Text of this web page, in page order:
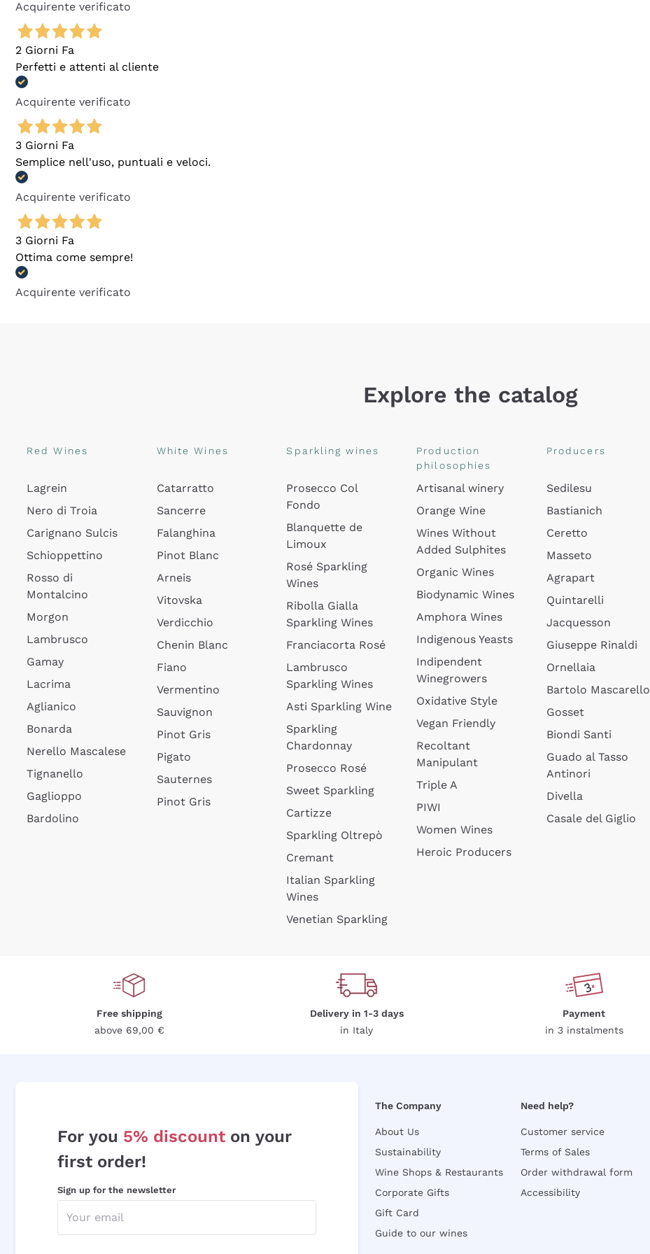
Acquirente verificato
2 Giorni Fa
Perfetti e attenti al cliente
Acquirente verificato
3 Giorni Fa
Semplice nell'uso, puntuali e veloci.
Acquirente verificato
3 Giorni Fa
Ottima come sempre!
Acquirente verificato
Explore the catalog
Red Wines
Lagrein
Nero di Troia
Carignano Sulcis
Schioppettino
Rosso di
Montalcino
Morgon
Lambrusco
Gamay
Lacrima
Aglianico
Bonarda
Nerello Mascalese
Tignanello
Gaglioppo
Bardolino
White Wines
Catarratto
Sancerre
Falanghina
Pinot Blanc
Arneis
Vitovska
Verdicchio
Chenin Blanc
Fiano
Vermentino
Sauvignon
Pinot Gris
Pigato
Sauternes
Pinot Gris
Sparkling wines
Prosecco Col
Fondo
Blanquette de
Limoux
Rosé Sparkling
Wines
Ribolla Gialla
Sparkling Wines
Franciacorta Rosé
Lambrusco
Sparkling Wines
Asti Sparkling Wine
Sparkling
Chardonnay
Prosecco Rosé
Sweet Sparkling
Cartizze
Sparkling Oltrepò
Cremant
Italian Sparkling
Wines
Venetian Sparkling
Production
philosophies
Artisanal winery
Orange Wine
Wines Without
Added Sulphites
Organic Wines
Biodynamic Wines
Amphora Wines
Indigenous Yeasts
Indipendent
Winegrowers
Oxidative Style
Vegan Friendly
Recoltant
Manipulant
Triple A
PIWI
Women Wines
Heroic Producers
Producers
Sedilesu
Bastianich
Ceretto
Masseto
Agrapart
Quintarelli
Jacquesson
Giuseppe Rinaldi
Ornellaia
Bartolo Mascarello
Gosset
Biondi Santi
Guado al Tasso
Antinori
Divella
Casale del Giglio
Free shipping
above 69,00 €
Delivery in 1-3 days
in Italy
Payment
in 3 instalments
For you 5% discount on your
first order!
Sign up for the newsletter
The Company
About Us
Sustainability
Wine Shops & Restaurants
Corporate Gifts
Gift Card
Guide to our wines
Need help?
Customer service
Terms of Sales
Order withdrawal form
Accessibility